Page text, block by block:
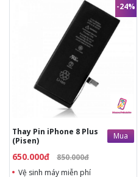
-24%
Thay Pin iPhone 8 Plus
(Pisen)
Mua
650.000đ 850.000đ
Vệ sinh máy miễn phí
850.000đ
Thời gian lấy máy 15 phút
Tư vấn giải đáp rõ ràng
Xem trực tiếp quá trình
thay pin
Tùy ý lựa chọn pin thay
Bảo hành 12 tháng
Giá trên đã bao gồm công
thợ, không phát sinh chi
phí khác